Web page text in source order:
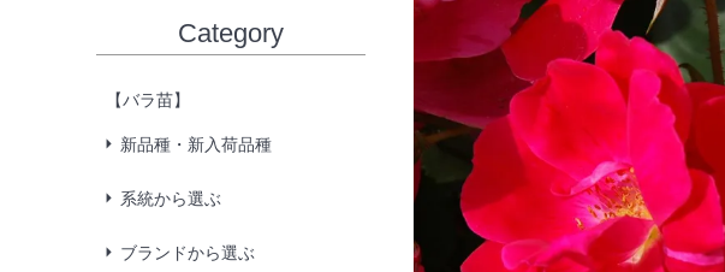
Category
【バラ苗】
新品種・新入荷品種
系統から選ぶ
ブランドから選ぶ